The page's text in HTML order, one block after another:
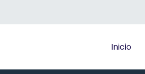
Inicio